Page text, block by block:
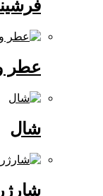
عطر و ادکلن
شارژر خودرویی